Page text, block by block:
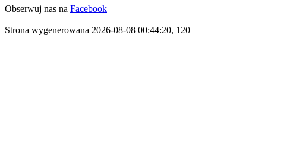
Obserwuj nas na Facebook
Strona wygenerowana 2026-08-08 00:44:20, 120